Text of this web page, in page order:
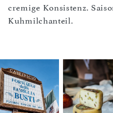
cremige Konsistenz.
Kuhmilchanteil.